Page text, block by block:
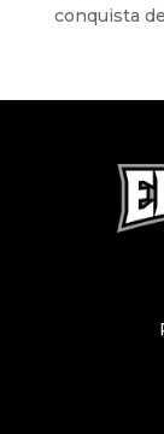
conquista